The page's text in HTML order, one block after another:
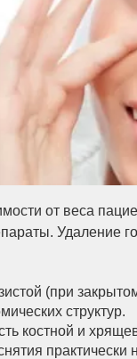
от веса
Удаление
(при
структур.
костной и
практически